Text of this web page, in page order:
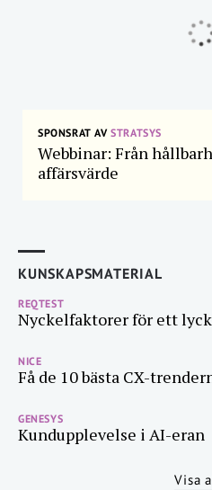
SPONSRAT AVSTRATSYS
Webbinar: Från
affärsvärde
KUNSKAPSMATERIAL
REQTEST
Nyckelfaktorer för ett
NICE
Få de 10 bästa CX-
GENESYS
Kundupplevelse i AI-eran
Visa